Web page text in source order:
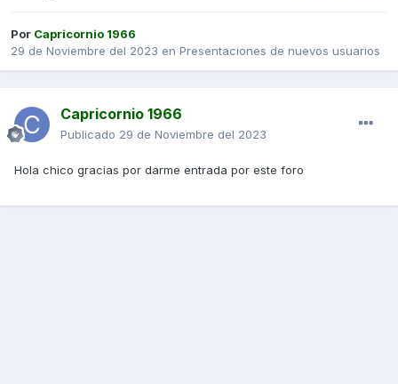
Por Capricornio 1966
29 de Noviembre del 2023 en Presentaciones de nuevos usuarios
Capricornio 1966
Publicado 29 de Noviembre del 2023
Hola chico gracias por darme entrada por este foro